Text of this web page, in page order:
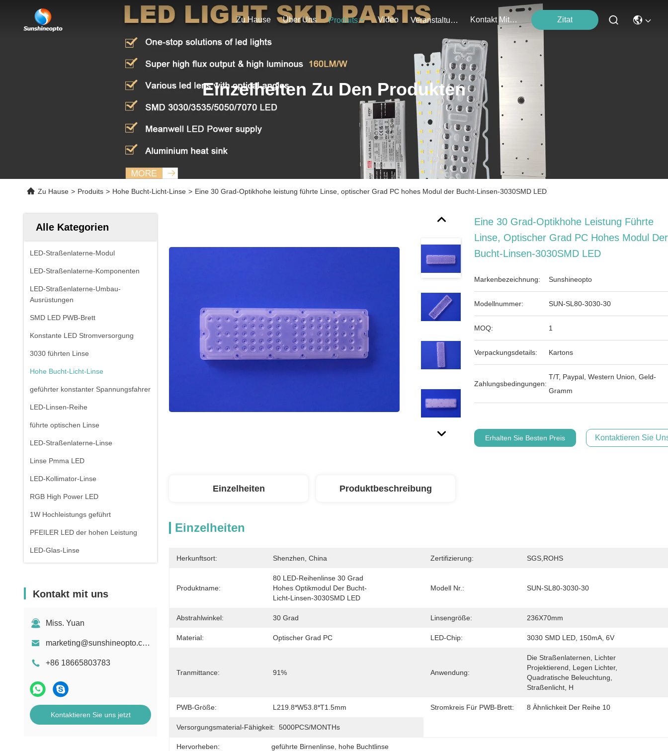
Zu Hause Über Uns Produits Video Veranstaltungen Kontakt Mit Uns Zitat
Einzelheiten Zu Den Produkten
Zu Hause > Produits > Hohe Bucht-Licht-Linse > Eine 30 Grad-Optikhohe leistung führte Linse, optischer Grad PC hohes Modul der Bucht-Linsen-3030SMD LED
Alle Kategorien
LED-Straßenlaterne-Modul
LED-Straßenlaterne-Komponenten
LED-Straßenlaterne-Umbau-
Ausrüstungen
SMD LED PWB-Brett
Konstante LED Stromversorgung
3030 führten Linse
Hohe Bucht-Licht-Linse
geführter konstanter Spannungsfahrer
LED-Linsen-Reihe
führte optischen Linse
LED-Straßenlaterne-Linse
Linse Pmma LED
LED-Kollimator-Linse
RGB High Power LED
1W Hochleistungs geführt
PFEILER LED der hohen Leistung
LED-Glas-Linse
Kontakt mit uns
Miss. Yuan
marketing@sunshineopto.com
+86 18665803783
Kontaktieren Sie uns jetzt
Eine 30 Grad-Optikhohe Leistung Führte
Linse, Optischer Grad PC Hohes Modul Der
Bucht-Linsen-3030SMD LED
Markenbezeichnung: Sunshineopto
Modellnummer: SUN-SL80-3030-30
MOQ: 1
Verpackungsdetails: Kartons
Zahlungsbedingungen:
T/T, Paypal, Western Union, Geld-
Gramm
Erhalten Sie Besten Preis Kontaktieren Sie
Einzelheiten Produktbeschreibung
Einzelheiten
Herkunftsort: Shenzhen, China Zertifizierung: SGS,ROHS
Produktname:
80 LED-Reihenlinse 30 Grad
Hohes Optikmodul Der Bucht-
Licht-Linsen-3030SMD LED
Modell Nr.: SUN-SL80-3030-30
Abstrahlwinkel: 30 Grad Linsengröße: 236X70mm
Material: Optischer Grad PC LED-Chip: 3030 SMD LED, 150mA, 6V
Tranmittance: 91% Anwendung:
Die Straßenlaternen, Lichter
Projektierend, Legen Lichter,
Quadratische Beleuchtung,
Straßenlicht, H
PWB-Größe: L219.8*W53.8*T1.5mm Stromkreis Für PWB-Brett: 8 Ähnlichkeit Der Reihe 10
Versorgungsmaterial-Fähigkeit: 5000PCS/MONTHs
Hervorheben: geführte Birnenlinse hohe Buchtlinse